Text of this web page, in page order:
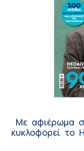
Με αφιέρωμα
κυκλοφορεί το
τις